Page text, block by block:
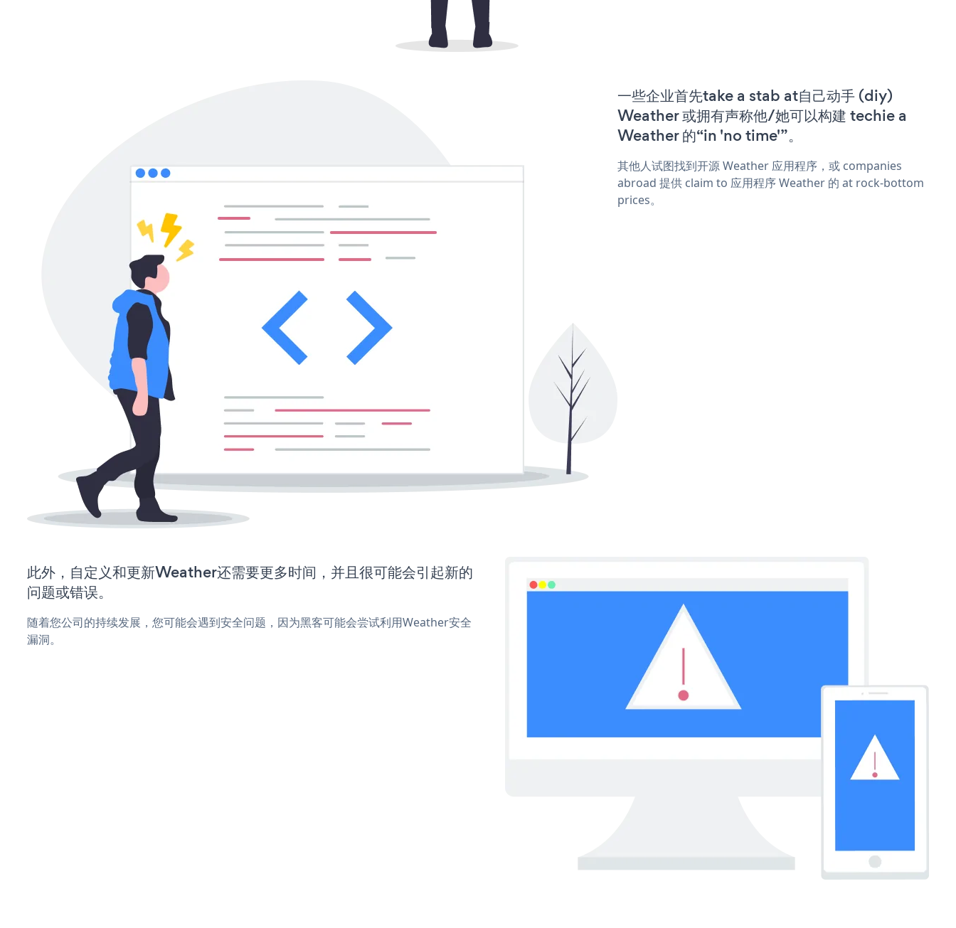
一些企业首先take a stab at自己动手 (diy)
Weather 或拥有声称他/她可以构建 techie a
Weather 的“in 'no time'”。
其他人试图找到开源 Weather 应用程序，或 companies
abroad 提供 claim to 应用程序 Weather 的 at rock-bottom
prices。
此外，自定义和更新Weather还需要更多时间，并且很可能会引起新的
问题或错误。
随着您公司的持续发展，您可能会遇到安全问题，因为黑客可能会尝试利用Weather安全
漏洞。